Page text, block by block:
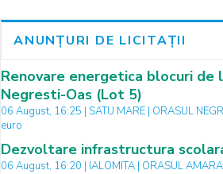
ANUNȚURI DE LICITAȚII
Renovare energetica blocuri de
Negresti-Oas (Lot 5)
06 August, 16:25 | SATU MARE | ORASUL
euro
Dezvoltare infrastructura
06 August, 16:20 | IALOMITA | ORASUL